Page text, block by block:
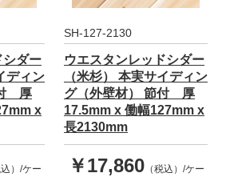
シダー
ディン
厚
x
）/ケー
SH-127-2130
ウエスタンレッドシダー
（米杉） 本実サイディン
グ（外壁材） 節付 厚
17.5mm x 働幅127mm x
長2130mm
￥17,860（税込）/ケー